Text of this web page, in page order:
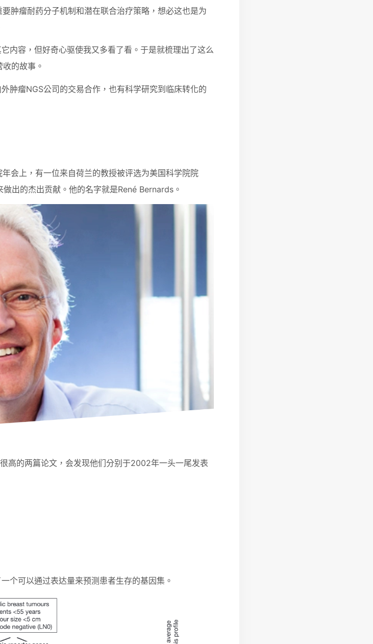
肿瘤耐药分子机制和潜在联合治疗策略，想必这也是为
内容，但好奇心驱使我又多看了看。于是就梳理出了这么
的故事。
肿瘤NGS公司的交易合作，也有科学研究到临床转化的
会上，有一位来自荷兰的教授被评选为美国科学院院
出的杰出贡献。他的名字就是René Bernards。
高的两篇论文，会发现他们分别于2002年一头一尾发表